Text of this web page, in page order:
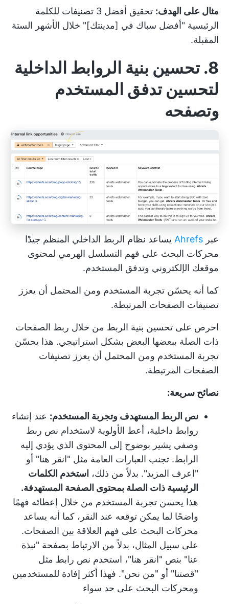
مثال على الهدف:
تحقيق أفضل 3 تصنيفات للكلمة
الرئيسية "أفضل سباك في [مدينتك]" خلال الأشهر الستة
المقبلة.
8. تحسين بنية الروابط الداخلية
لتحسين تدفق المستخدم
وتصفحه
عبر Ahrefs يساعد نظام الربط الداخلي المنظم جيدًا
محركات البحث على فهم التسلسل الهرمي لمحتوى
موقعك الإلكتروني وتدفق المستخدم.
كما أنه يحسّن تجربة المستخدم ومن المحتمل أن يعزز
تصنيفات الصفحات المرتبطة.
احرص على تحسين بنية الربط من خلال ربط الصفحات
ذات الصلة ببعضها البعض بشكل استراتيجي. هذا يحسّن
تجربة المستخدم ومن المحتمل أن يعزز تصنيفات
الصفحات المرتبطة.
نصائح سريعة:
نص الربط المستهدف وتجربة المستخدم: عند إنشاء
روابط داخلية، أعط الأولوية لاستخدام نص ربط
وصفي يشير بوضوح إلى المحتوى الذي يؤدي إليه
الرابط. تجنب العبارات العامة مثل "انقر هنا" أو
"اعرف المزيد". بدلاً من ذلك، استخدم الكلمات
الرئيسية ذات الصلة بمحتوى الصفحة المستهدفة.
هذا يحسن تجربة المستخدم من خلال إعطائه فهمًا
واضحًا لما يمكن توقعه عند النقر، كما أنه يساعد
محركات البحث على فهم العلاقة بين الصفحات.
على سبيل المثال، بدلاً من الارتباط بصفحة "نبذة
عنا" بنص "انقر هنا"، استخدم نص رابط مثل
"قصتنا" أو "من نحن". فهذا أكثر إفادة للمستخدمين
ومحركات البحث على حد سواء